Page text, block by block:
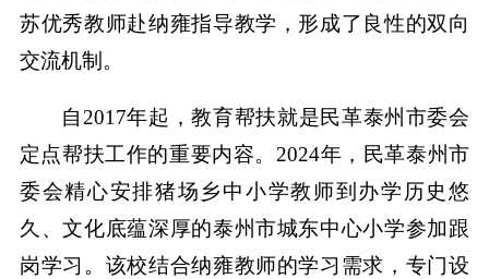
苏优秀教师赴纳雍指导教学，形成了良性的双向
交流机制。
自2017年起，教育帮扶就是民革泰州市委会
定点帮扶工作的重要内容。2024年，民革泰州市
委会精心安排猪场乡中小学教师到办学历史悠
久、文化底蕴深厚的泰州市城东中心小学参加跟
岗学习。该校结合纳雍教师的学习需求，专门设